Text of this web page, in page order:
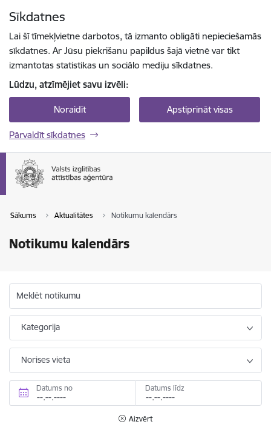
Sīkdatnes
Lai šī tīmekļvietne darbotos, tā izmanto obligāti nepieciešamās
sīkdatnes. Ar Jūsu piekrišanu papildus šajā vietnē var tikt
izmantotas statistikas un sociālo mediju sīkdatnes.
Lūdzu, atzīmējiet savu izvēli:
Noraidīt Apstiprināt visas
Pārvaldīt sīkdatnes
Sākums Aktualitātes Notikumu kalendārs
Notikumu kalendārs
Meklēt notikumu
Kategorija
Norises vieta
Datums no Datums līdz
Aizvērt